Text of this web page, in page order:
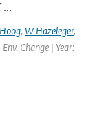
...
, W Hazeleger,
Change | Year: